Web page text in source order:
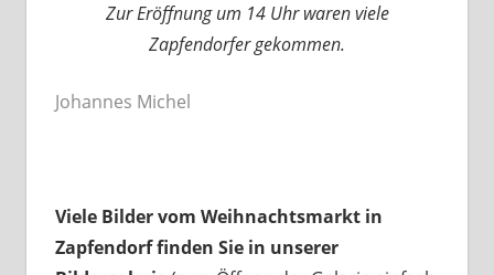
Zur Eröffnung um 14 Uhr waren viele
Zapfendorfer gekommen.
Johannes Michel
Viele Bilder vom Weihnachtsmarkt in
Zapfendorf finden Sie in unserer